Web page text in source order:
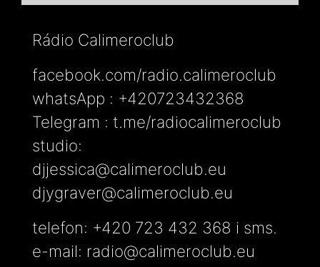
Rádio Calimeroclub
facebook.com/radio.calimeroclub
whatsApp : +420723432368
Telegram : t.me/radiocalimeroclub
studio:
djjessica@calimeroclub.eu
djygraver@calimeroclub.eu
telefon: +420 723 432 368 i sms.
e-mail: radio@calimeroclub.eu